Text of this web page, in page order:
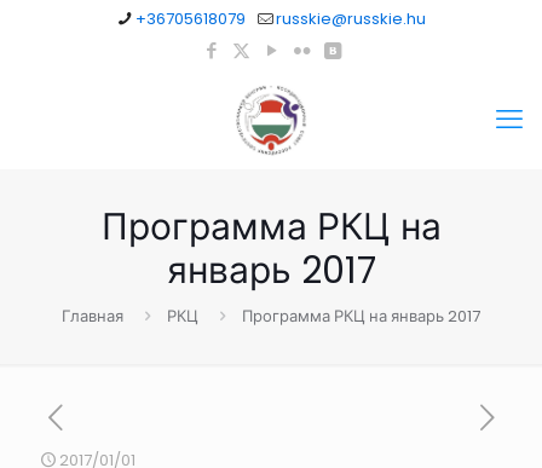
+36705618079 russkie@russkie.hu
Программа РКЦ на
январь 2017
Главная РКЦ Программа РКЦ на январь 2017
2017/01/01